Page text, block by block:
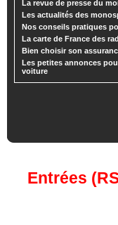
La revue de presse du
Les actualités des
Nos conseils pratiques
La carte de France des
Bien choisir son
Les petites annonces
voiture
Entrées